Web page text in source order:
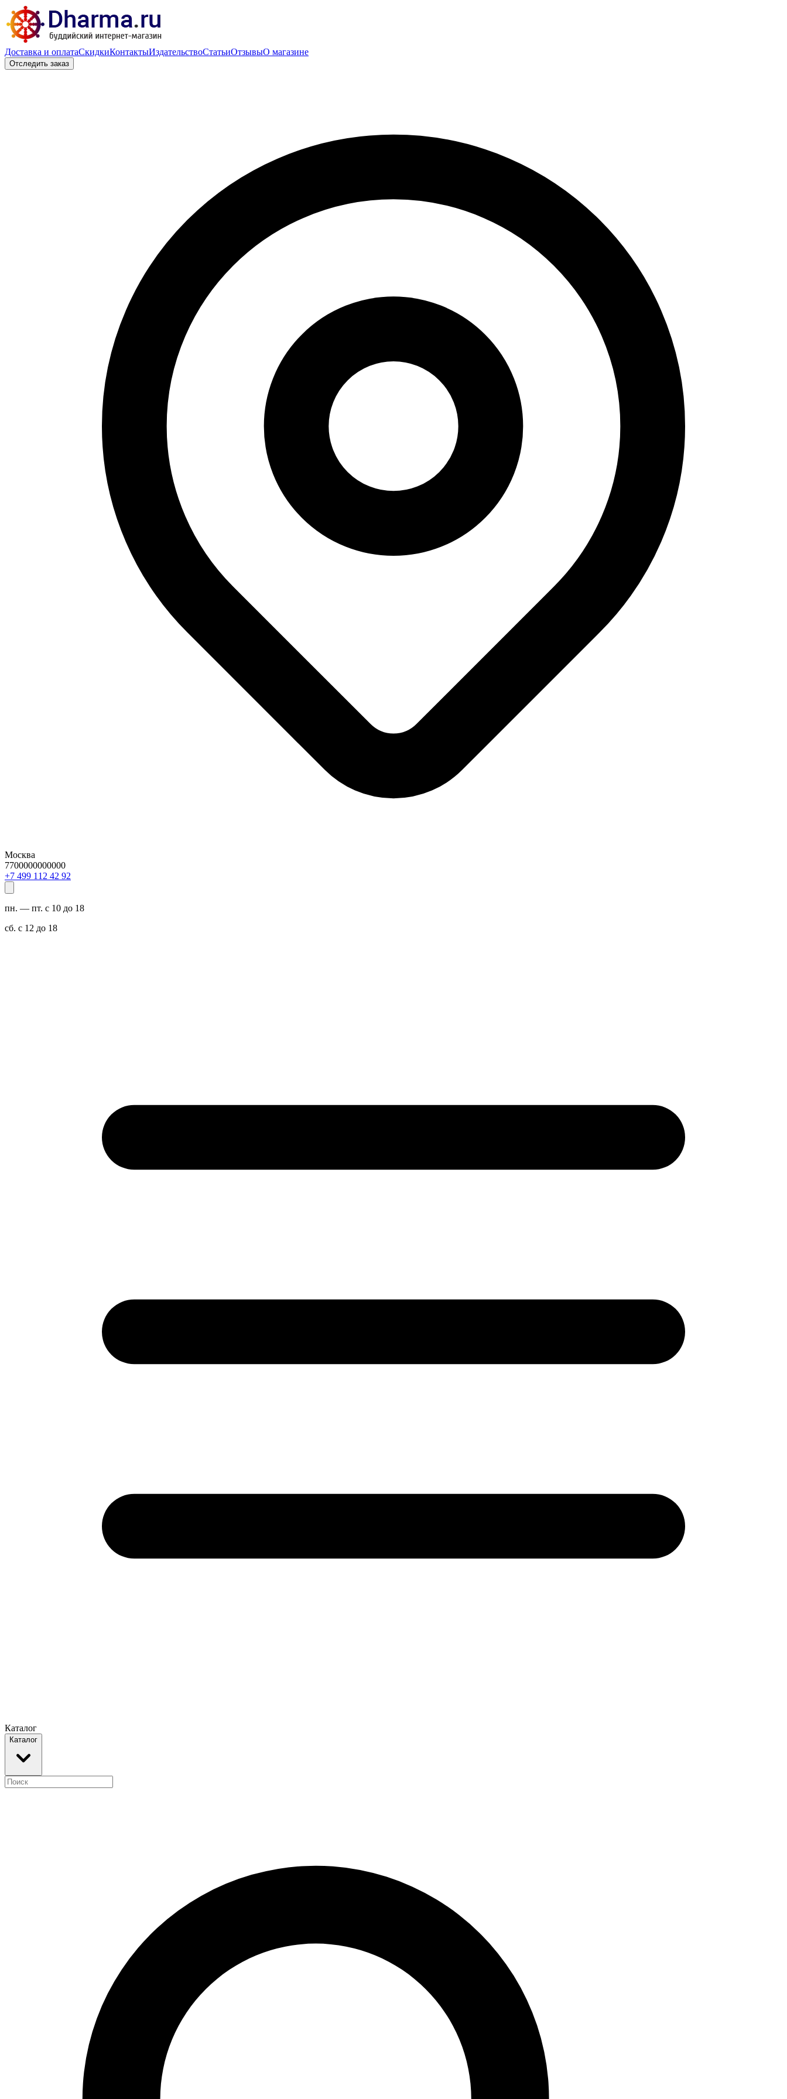
Доставка и оплатаСкидкиКонтактыИздательствоСтатьиОтзывыО магазине
Отследить заказ
Москва
7700000000000
29 24 211 994 7+
пн. — пт. с 10 до 18
сб. с 12 до 18
Каталог
Каталог